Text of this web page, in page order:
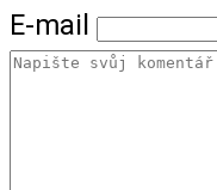
E-mail